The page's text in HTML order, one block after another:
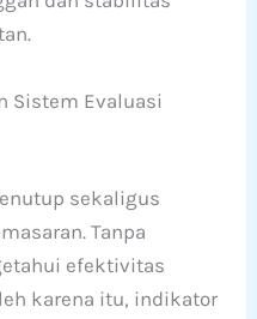
Sistem Evaluasi
sekaligus
Tanpa
efektivitas
karena itu, indikator